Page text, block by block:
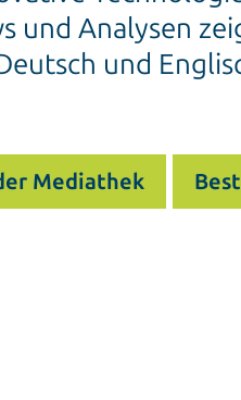
und Analysen
und
Mediathek